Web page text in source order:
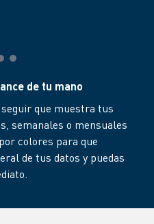
de tu mano
que muestra tus
semanales o mensuales
colores para que
de tus datos y puedas